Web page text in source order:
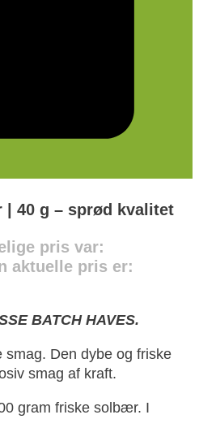
40 g – sprød kvalitet
pris var:
aktuelle pris er:
BATCH HAVES.
Den dybe og friske
smag af kraft.
gram friske solbær. I